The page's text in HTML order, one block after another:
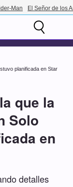
Man El Señor de los
planificada en Star
que la
Solo
en
detalles